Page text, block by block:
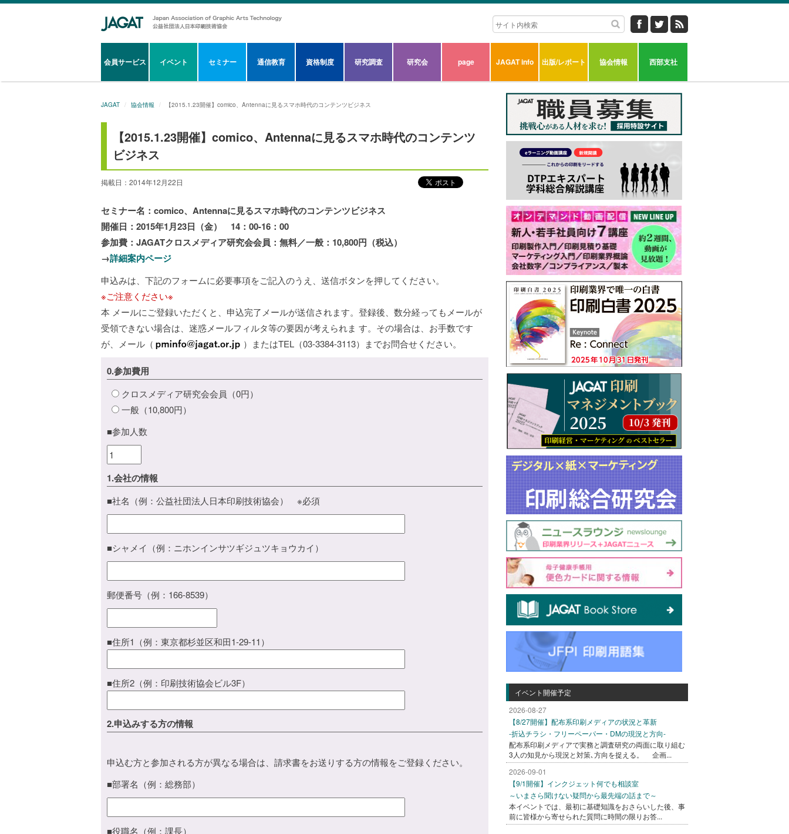
会員サービス イベント セミナー 通信教育 資格制度 研究調査 研究会 page JAGAT info 出版/レポート 協会情報 西部支社
JAGAT 協会情報 【2015.1.23開催】comico、Antennaに見るスマホ時代のコンテンツビジネス
【2015.1.23開催】comico、Antennaに見るスマホ時代のコンテンツ
ビジネス
掲載日：2014年12月22日
セミナー名：comico、Antennaに見るスマホ時代のコンテンツビジネス
開催日：2015年1月23日（金） 14：00-16：00
参加費：JAGATクロスメディア研究会会員：無料／一般：10,800円（税込）
→詳細案内ページ
申込みは、下記のフォームに必要事項をご記入のうえ、送信ボタンを押してください。
※ご注意ください※
本 メールにご登録いただくと、申込完了メールが送信されます。登録後、数分経ってもメールが
受領できない場合は、迷惑メールフィルタ等の要因が考えられま す。その場合は、お手数です
が、メール（
）またはTEL（03-3384-3113）までお問合せください。
0.参加費用
クロスメディア研究会会員（0円）
一般（10,800円）
■参加人数
1.会社の情報
■社名（例：公益社団法人日本印刷技術協会） ※必須
■シャメイ（例：ニホンインサツギジュツキョウカイ）
郵便番号（例：166-8539）
■住所1（例：東京都杉並区和田1-29-11）
■住所2（例：印刷技術協会ビル3F）
2.申込みする方の情報
申込む方と参加される方が異なる場合は、請求書をお送りする方の情報をご登録ください。
■部署名（例：総務部）
■役職名（例：課長）
イベント開催予定
2026-08-27
【8/27開催】配布系印刷メディアの状況と革新
-折込チラシ・フリーペーパー・DMの現況と方向-
配布系印刷メディアで実務と調査研究の両面に取り組む
3人の知見から現況と対策､方向を捉える。 企画...
2026-09-01
【9/1開催】インクジェット何でも相談室
～いまさら聞けない疑問から最先端の話まで～
本イベントでは、最初に基礎知識をおさらいした後、事
前に皆様から寄せられた質問に時間の限りお答...